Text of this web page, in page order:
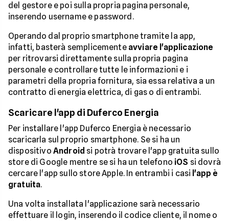
del gestore e poi sulla propria pagina personale,
inserendo username e password.
Operando dal proprio smartphone tramite la app,
infatti, basterà semplicemente avviare l'applicazione
per ritrovarsi direttamente sulla propria pagina
personale e controllare tutte le informazioni e i
parametri della propria fornitura, sia essa relativa a un
contratto di energia elettrica, di gas o di entrambi.
Scaricare l'app di Duferco Energia
Per installare l'app Duferco Energia è necessario
scaricarla sul proprio smartphone. Se si ha un
dispositivo Android si potrà trovare l'app gratuita sullo
store di Google mentre se si ha un telefono iOS si dovrà
cercare l'app sullo store Apple. In entrambi i casi l'app è
gratuita.
Una volta installata l'applicazione sarà necessario
effettuare il login, inserendo il codice cliente, il nome o